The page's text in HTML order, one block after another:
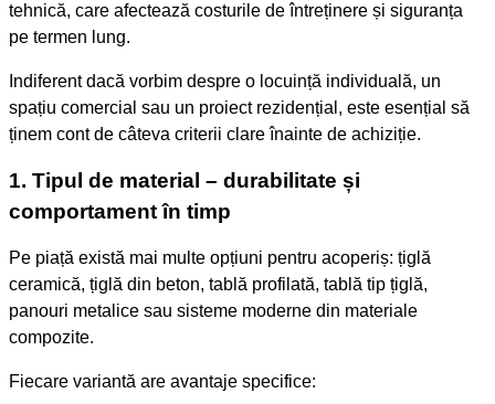
tehnică, care afectează costurile de întreținere și siguranța
pe termen lung.
Indiferent dacă vorbim despre o locuință individuală, un
spațiu comercial sau un proiect rezidențial, este esențial să
ținem cont de câteva criterii clare înainte de achiziție.
1. Tipul de material – durabilitate și
comportament în timp
Pe piață există mai multe opțiuni pentru acoperiș: țiglă
ceramică, țiglă din beton, tablă profilată, tablă tip țiglă,
panouri metalice sau sisteme moderne din materiale
compozite.
Fiecare variantă are avantaje specifice: